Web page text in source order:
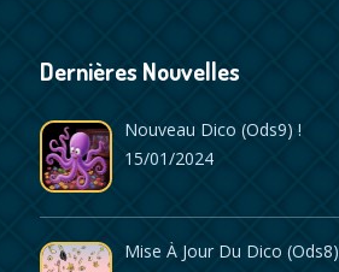
Dernières Nouvelles
Nouveau Dico (ods9) !
15/01/2024
Mise À Jour Du Dico (ods8)